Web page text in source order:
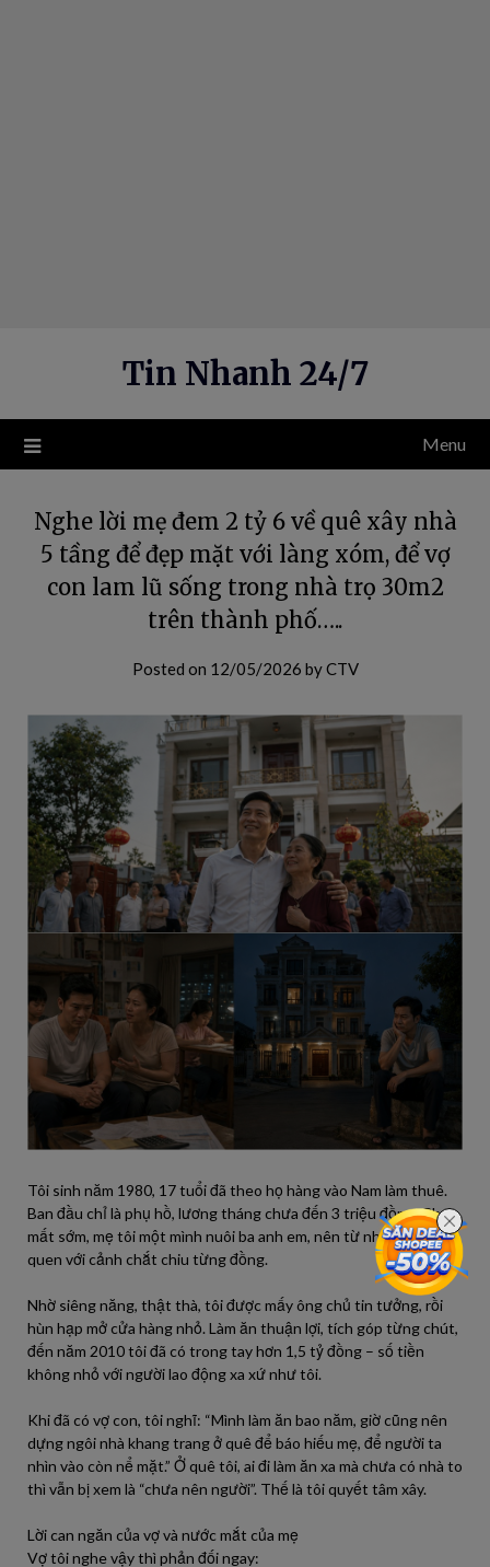
Tin Nhanh 24/7
Menu
Nghe lời mẹ đem 2 tỷ 6 về quê xây nhà
5 tầng để đẹp mặt với làng xóm, để vợ
con lam lũ sống trong nhà trọ 30m2
trên thành phố…..
Posted on 12/05/2026 byCTV
Tôi sinh năm 1980, 17 tuổi đã theo họ hàng vào Nam làm thuê.
Ban đầu chỉ là phụ hồ, lương tháng chưa đến 3 triệu đồng. Cha
mất sớm, mẹ tôi một mình nuôi ba anh em, nên từ nhỏ tôi đã
quen với cảnh chắt chiu từng đồng.
Nhờ siêng năng, thật thà, tôi được mấy ông chủ tin tưởng, rồi
hùn hạp mở cửa hàng nhỏ. Làm ăn thuận lợi, tích góp từng chút,
đến năm 2010 tôi đã có trong tay hơn 1,5 tỷ đồng – số tiền
không nhỏ với người lao động xa xứ như tôi.
Khi đã có vợ con, tôi nghĩ: “Mình làm ăn bao năm, giờ cũng nên
dựng ngôi nhà khang trang ở quê để báo hiếu mẹ, để người ta
nhìn vào còn nể mặt.” Ở quê tôi, ai đi làm ăn xa mà chưa có nhà to
thì vẫn bị xem là “chưa nên người”. Thế là tôi quyết tâm xây.
Lời can ngăn của vợ và nước mắt của mẹ
Vợ tôi nghe vậy thì phản đối ngay: